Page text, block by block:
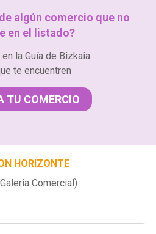
algún comercio que no
en el listado?
la Guía de Bizkaia
te encuentren
TU COMERCIO
HORIZONTE
Comercial)